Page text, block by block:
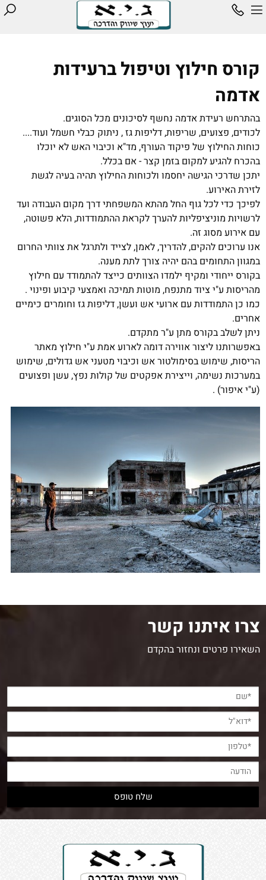
קורס חילוץ וטיפול ברעידות
אדמה
בהתרחש רעידת אדמה נחשף לסיכונים מכל הסוגים.
לכודים, פצועים, שריפות, דליפות גז , ניתוק כבלי חשמל ועוד....
כוחות החילוץ של פיקוד העורף, מד"א וכיבוי האש לא יוכלו
בהכרח להגיע למקום בזמן קצר - אם בכלל.
יתכן שדרכי הגישה יחסמו ולכוחות החילוץ תהיה בעיה לגשת
לזירת האירוע.
לפיכך כדי לכל גוף החל מהתא המשפחתי דרך מקום העבודה ועד
לרשויות מוניציפליות להערך לקראת ההתמודדות, הלא פשוטה,
עם אירוע מסוג זה.
אנו ערוכים להקים, להדריך, לאמן, לצייד ולתרגל את צוותי החרום
במגוון התחומים בהם יהיה צורך לתת מענה.
בקורס ייחודי ומקיף ילמדו הצוותים כייצד להתמודד עם חילוץ
מהריסות ע"י ציוד מתנפח, מוטות תמיכה ואמצעי קיבוע ופינוי .
כמו כן התמודדות עם ארועי אש ועשן, דליפות גז וחומרים כימיים
אחרים.
ניתן לשלב בקורס מתן ע"ר מתקדם.
באפשרותנו ליצור אווירה דומה לארוע אמת ע"י חילוץ מאתר
הריסות, שימוש בסימולטור אש וכיבוי מטעני אש גדולים, שימוש
במערכות נשימה, וייצירת אפקטים של קולות נפץ, עשן ופצועים
(ע"י איפור) .
צרו איתנו קשר
השאירו פרטים ונחזור בהקדם